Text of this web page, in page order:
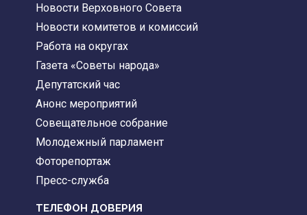
Новости Верховного Совета
Новости комитетов и комиссий
Работа на округах
Газета «Советы народа»
Депутатский час
Анонс мероприятий
Совещательное собрание
Молодежный парламент
Фоторепортаж
Пресс-служба
ТЕЛЕФОН ДОВЕРИЯ